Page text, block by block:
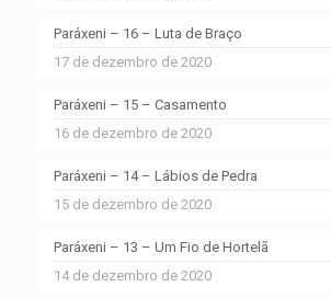
Paráxeni – 16 – Luta de Braço
17 de dezembro de 2020
Paráxeni – 15 – Casamento
16 de dezembro de 2020
Paráxeni – 14 – Lábios de Pedra
15 de dezembro de 2020
Paráxeni – 13 – Um Fio de Hortelã
14 de dezembro de 2020